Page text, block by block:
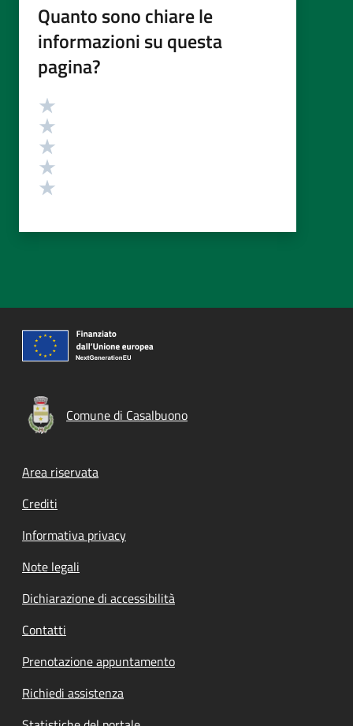
Quanto sono chiare le
informazioni su questa
pagina?
Valutazione
Comune di Casalbuono
Footer menu
Area riservata
Crediti
Informativa privacy
Note legali
Dichiarazione di accessibilità
Contatti
Prenotazione appuntamento
Richiedi assistenza